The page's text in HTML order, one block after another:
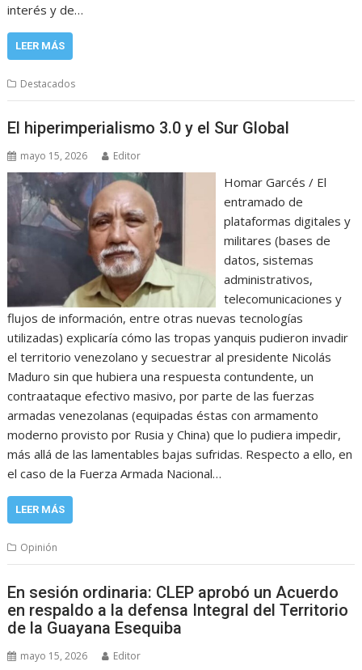
interés y de…
LEER MÁS
Destacados
El hiperimperialismo 3.0 y el Sur Global
mayo 15, 2026 Editor
Homar Garcés / El
entramado de
plataformas digitales y
militares (bases de
datos, sistemas
administrativos,
telecomunicaciones y
flujos de información, entre otras nuevas tecnologías
utilizadas) explicaría cómo las tropas yanquis pudieron invadir
el territorio venezolano y secuestrar al presidente Nicolás
Maduro sin que hubiera una respuesta contundente, un
contraataque efectivo masivo, por parte de las fuerzas
armadas venezolanas (equipadas éstas con armamento
moderno provisto por Rusia y China) que lo pudiera impedir,
más allá de las lamentables bajas sufridas. Respecto a ello, en
el caso de la Fuerza Armada Nacional…
LEER MÁS
Opinión
En sesión ordinaria: CLEP aprobó un Acuerdo
en respaldo a la defensa Integral del Territorio
de la Guayana Esequiba
mayo 15, 2026 Editor